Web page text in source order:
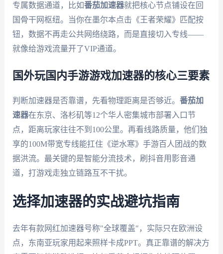
专属数据通道，比如番茄加速器就把核心节点铺设在回
国骨干网枢纽。当你在墨尔本点击《王者荣耀》匹配按
钮，数据不再走公共网络绕路，而是直接切入专线——
就像给游戏流量开了VIP通道。
国外玩国内手游游戏加速器的核心三要素
判断加速器是否靠谱，先看物理距离是否够近。 番茄加
速器在东京、洛杉矶等12个华人密集城市部署入口节
点，距离玩家往往不到100公里。再看线路质量，他们独
享的100M带宽专线能扛住《逆水寒》手游百人团战的数
据洪流。最关键的是智能分流技术，刷抖音用影音通
道，打游戏走独立链路互不干扰。
选择加速器的实战避坑指南
去年有款网红加速器号称"全球覆盖"，实际只在欧洲设
点，东南亚玩家用起来照样卡成PPT。真正靠谱的解决方